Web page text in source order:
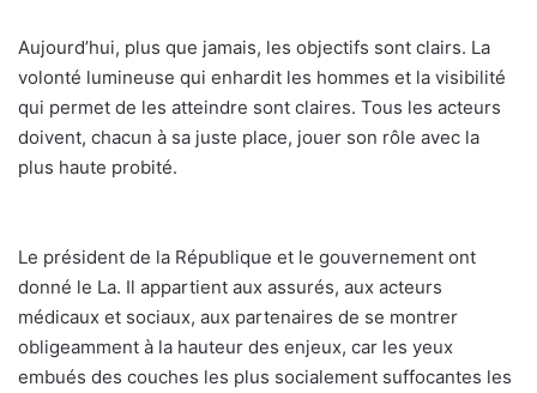
Aujourd’hui, plus que jamais, les objectifs sont clairs. La
volonté lumineuse qui enhardit les hommes et la visibilité
qui permet de les atteindre sont claires. Tous les acteurs
doivent, chacun à sa juste place, jouer son rôle avec la
plus haute probité.
Le président de la République et le gouvernement ont
donné le La. Il appartient aux assurés, aux acteurs
médicaux et sociaux, aux partenaires de se montrer
obligeamment à la hauteur des enjeux, car les yeux
embués des couches les plus socialement suffocantes les